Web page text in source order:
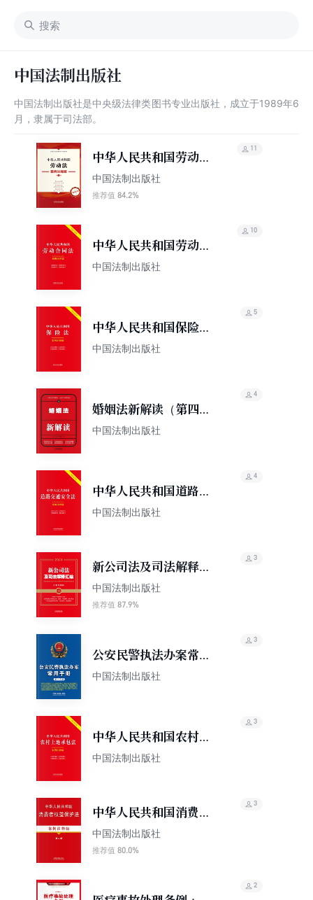
中国法制出版社
中国法制出版社是中央级法律类图书专业出版社，成立于1989年6
月，隶属于司法部。
中华人民共和国劳动
法：案例注释版（第五
版）
中国法制出版社
推荐值 84.2%
11
中华人民共和国劳动合
同法：案例注释版（双
中国法制出版社
10
中华人民共和国保险
法：案例注释版（双色
中国法制出版社
5
婚姻法新解读（第四
版）
中国法制出版社
4
中华人民共和国道路交
通安全法：案例注释版
中国法制出版社
4
新公司法及司法解释汇
编（含指导案例）
（2024年版）
中国法制出版社
推荐值 87.9%
3
公安民警执法办案常用
手册（第十五版）
中国法制出版社
3
中华人民共和国农村土
地承包法：案例注释版
中国法制出版社
3
中华人民共和国消费者
权益保护法（案例注释
版）（第二版）
中国法制出版社
推荐值 80.0%
3
2